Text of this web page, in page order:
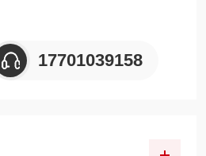
17701039158